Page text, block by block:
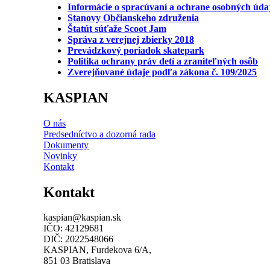
Informácie o spracúvaní a ochrane osobných
Stanovy Občianskeho združenia
Štatút súťaže Scoot Jam
Správa z verejnej zbierky 2018
Prevádzkový poriadok skatepark
Politika ochrany práv detí a zraniteľných osôb
Zverejňované údaje podľa zákona č. 109/2025
KASPIAN
O nás
Predsedníctvo a dozorná rada
Dokumenty
Novinky
Kontakt
Kontakt
kaspian@kaspian.sk
IČO: 42129681
DIČ: 2022548066
KASPIAN, Furdekova 6/A,
851 03 Bratislava